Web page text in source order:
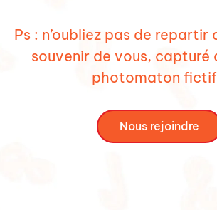
Ps : n’oubliez pas de repartir
souvenir de vous, capturé
photomaton
Nous rejoindre